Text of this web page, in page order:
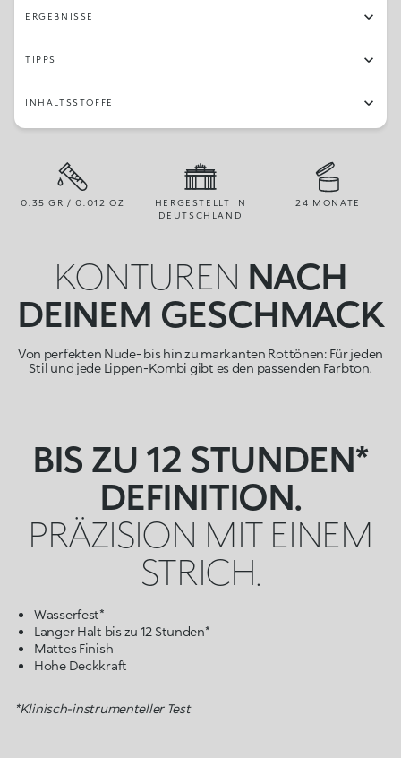
ERGEBNISSE
TIPPS
INHALTSSTOFFE
0.35 GR / 0.012 OZ
HERGESTELLT IN
DEUTSCHLAND
24 MONATE
KONTUREN NACH
DEINEM GESCHMACK
Von perfekten Nude- bis hin zu markanten Rottönen: Für jeden
Stil und jede Lippen-Kombi gibt es den passenden Farbton.
BIS ZU 12 STUNDEN*
DEFINITION.
PRÄZISION MIT EINEM
STRICH.
Wasserfest*
Langer Halt bis zu 12 Stunden*
Mattes Finish
Hohe Deckkraft
*Klinisch-instrumenteller Test